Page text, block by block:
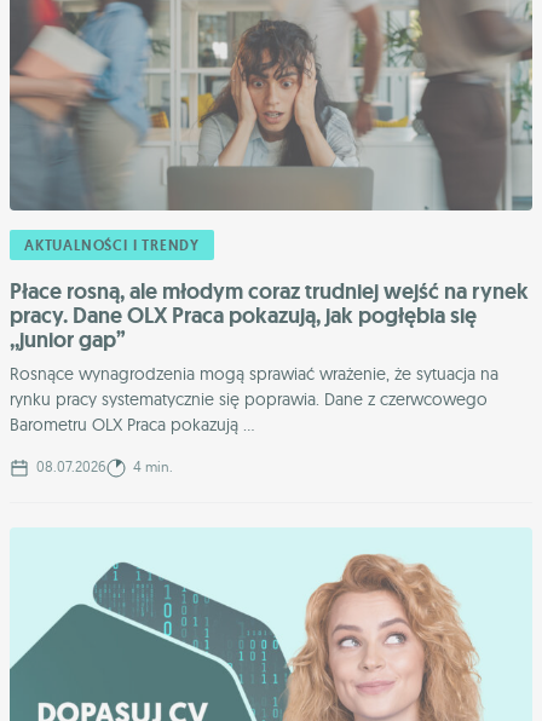
AKTUALNOŚCI I TRENDY
Płace rosną, ale młodym coraz trudniej wejść na rynek
pracy. Dane OLX Praca pokazują, jak pogłębia się
,,junior gap”
Rosnące wynagrodzenia mogą sprawiać wrażenie, że sytuacja na
rynku pracy systematycznie się poprawia. Dane z czerwcowego
Barometru OLX Praca pokazują ...
08.07.2026 4 min.